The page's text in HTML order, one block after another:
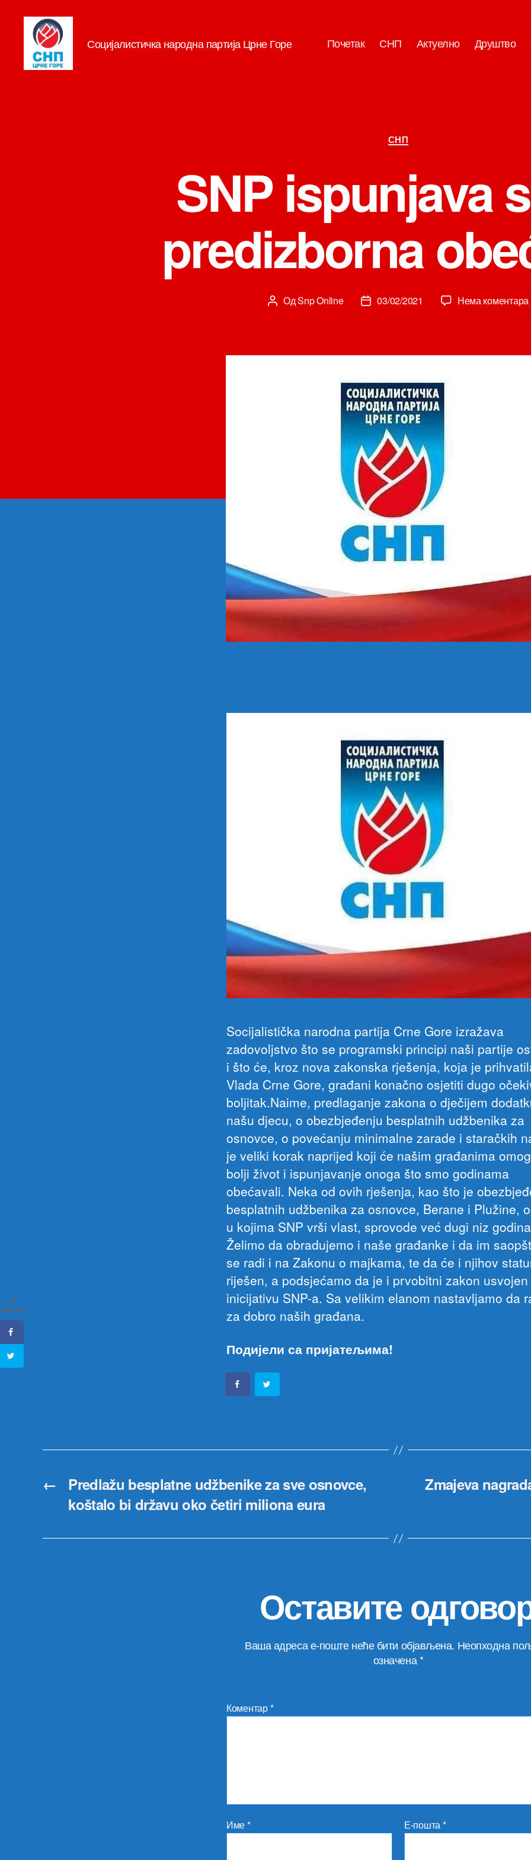
Социјалистичка народна партија Црне Горе Почетак СНП Актуелно Друштво
Категорије
СНП
SNP ispunjava
predizborna
Аутор
ОдSnp Online
Датум
03/02/2021 Нема коментара
Socijalistička narodna partija Crne Gore izražava
zadovoljstvo što se programski principi naši partije
i što će, kroz nova zakonska rješenja, koja je
Vlada Crne Gore, građani konačno osjetiti dugo
boljitak.Naime, predlaganje zakona o dječijem
našu djecu, o obezbjeđenju besplatnih udžbenika za
osnovce, o povećanju minimalne zarade i staračkih
je veliki korak naprijed koji će našim građanima
bolji život i ispunjavanje onoga što smo godinama
obećavali. Neka od ovih rješenja, kao što je
besplatnih udžbenika za osnovce, Berane i Plužine,
u kojima SNP vrši vlast, sprovode već dugi niz
Želimo da obradujemo i naše građanke i da im
se radi i na Zakonu o majkama, te da će i njihov
riješen, a podsjećamo da je i prvobitni zakon
inicijativu SNP-a. Sa velikim elanom nastavljamo da
za dobro naših građana.
Подијели са пријатељима!
←
Predlažu besplatne udžbenike za sve osnovce,
koštalo bi državu oko četiri miliona eura
Zmajeva
Оставите
Ваша адреса е-поште неће бити објављена. Неопходна
означена*
Коментар*
Име* Е-пошта*
0
SHARES